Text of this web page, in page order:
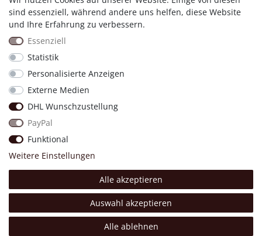
Shopauskunft
Proven Expert
Made with 💖.
© Copyright 2026 Four & More GmbH Sinsheim. | Alle Rechte
vorbehalten.
sind essenziell, während andere uns helfen, diese Website
und Ihre Erfahrung zu verbessern.
Essenziell
Statistik
Personalisierte Anzeigen
Externe Medien
DHL Wunschzustellung
PayPal
Funktional
Weitere Einstellungen
Alle akzeptieren
Auswahl akzeptieren
Alle ablehnen